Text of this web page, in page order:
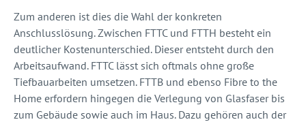
Zum anderen ist dies die Wahl der konkreten
Anschlusslösung. Zwischen FTTC und FTTH besteht ein
deutlicher Kostenunterschied. Dieser entsteht durch den
Arbeitsaufwand. FTTC lässt sich oftmals ohne große
Tiefbauarbeiten umsetzen. FTTB und ebenso Fibre to the
Home erfordern hingegen die Verlegung von Glasfaser bis
zum Gebäude sowie auch im Haus. Dazu gehören auch der